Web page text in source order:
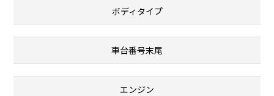
ボディタイプ
車台番号末尾
エンジン